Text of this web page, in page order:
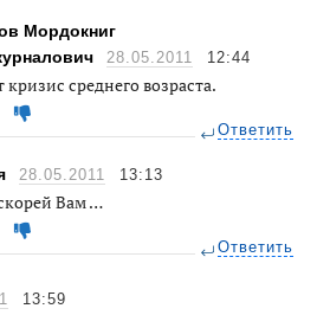
Мордокниг
28.05.2011 12:44
кризис среднего возраста.
Ответить
28.05.2011 13:13
Вам …
Ответить
13:59